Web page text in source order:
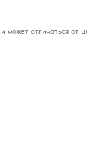
может отличаться от